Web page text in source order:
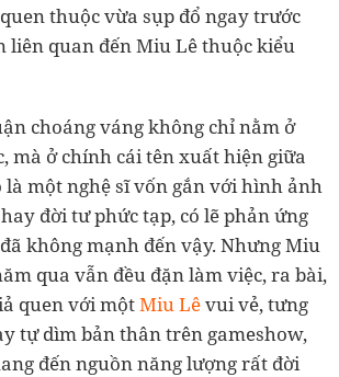
thuộc vừa sụp đổ ngay trước
liên quan đến Miu Lê thuộc kiểu
choáng váng không chỉ nằm ở
mà ở chính cái tên xuất hiện giữa
là một nghệ sĩ vốn gắn với hình ảnh
đời tư phức tạp, có lẽ phản ứng
không mạnh đến vậy. Nhưng Miu
qua vẫn đều đặn làm việc, ra bài,
quen với mộtMiu Lêvui vẻ, tưng
tự dìm bản thân trên gameshow,
đến nguồn năng lượng rất đời